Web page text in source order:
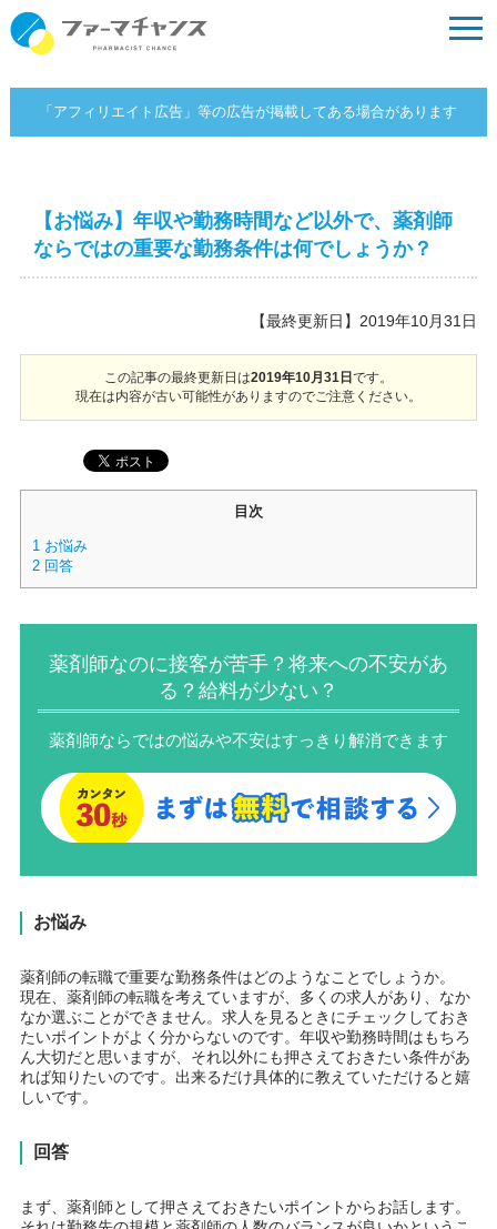
「アフィリエイト広告」等の広告が掲載してある場合があります
【お悩み】年収や勤務時間など以外で、薬剤師
ならではの重要な勤務条件は何でしょうか？
【最終更新日】2019年10月31日
この記事の最終更新日は2019年10月31日です。
現在は内容が古い可能性がありますのでご注意ください。
目次
1お悩み
2回答
薬剤師なのに接客が苦手？将来への不安があ
る？給料が少ない？
薬剤師ならではの悩みや不安はすっきり解消できます
お悩み
薬剤師の転職で重要な勤務条件はどのようなことでしょうか。
現在、薬剤師の転職を考えていますが、多くの求人があり、なか
なか選ぶことができません。求人を見るときにチェックしておき
たいポイントがよく分からないのです。年収や勤務時間はもちろ
ん大切だと思いますが、それ以外にも押さえておきたい条件があ
れば知りたいのです。出来るだけ具体的に教えていただけると嬉
しいです。
回答
まず、薬剤師として押さえておきたいポイントからお話します。